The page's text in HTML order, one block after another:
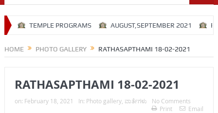
TEMPLE PROGRAMS AUGUST,SEPTEMBER 2021
HOME PHOTO GALLERY RATHASAPTHAMI 18-02-2021
RATHASAPTHAMI 18-02-2021
on: February 18, 2021 In: Photo gallery, ವಾರ್ತೆಗಳು
No Comments
Print
Email